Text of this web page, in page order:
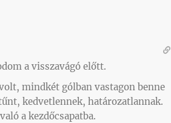
a visszavágó előtt.
mindkét gólban vastagon benne
kedvetlennek, határozatlannak.
a kezdőcsapatba.